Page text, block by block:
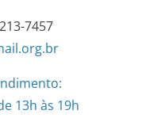
7457
13h às 19h